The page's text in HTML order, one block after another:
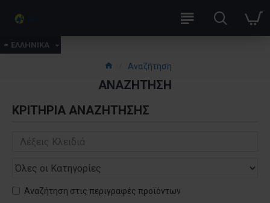
ΕΛΛΗΝΙΚΑ
Αναζήτηση
ΑΝΑΖΉΤΗΣΗ
ΚΡΙΤΉΡΙΑ ΑΝΑΖΉΤΗΣΗΣ
Αναζήτηση στις περιγραφές προϊόντων